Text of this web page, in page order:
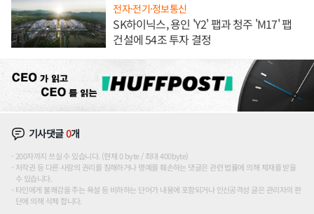
전자·전기·정보통신
SK하이닉스, 용인 'Y2' 팹과 청주 'M17' 팹
건설에 54조 투자 결정
기사댓글0개
200자까지 쓰실 수 있습니다. (현재 0 byte / 최대 400byte)
저작권 등 다른 사람의 권리를 침해하거나 명예를 훼손하는 댓글은 관련 법률에 의해 제재를 받을
수 있습니다.
타인에게 불쾌감을 주는 욕설 등 비하하는 단어가 내용에 포함되거나 인신공격성 글은 관리자의 판
단에 의해 삭제 합니다.